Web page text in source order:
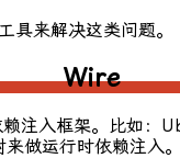
具来解决这类问题。
Wire
注入框架。比如：
做运行时依赖注入。